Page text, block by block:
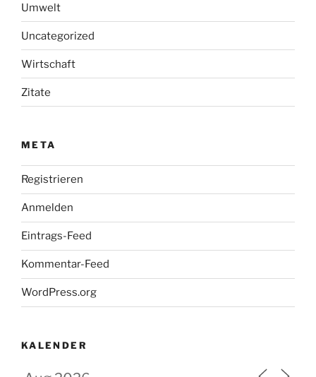
Umwelt
Uncategorized
Wirtschaft
Zitate
META
Registrieren
Anmelden
Eintrags-Feed
Kommentar-Feed
WordPress.org
KALENDER